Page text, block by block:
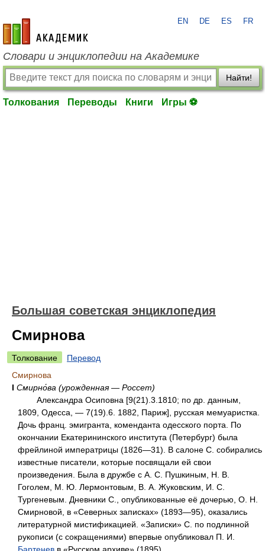
academic.ru
EN DE ES FR
Словари и энциклопедии на Академике
Найти!
Толкования Переводы Книги Игры ⚽
Большая советская энциклопедия
Смирнова
Толкование
Перевод
Смирнова
I Смирно́ва (урожденная — Россет)
Александра Осиповна [9(21).3.1810; по др. данным,
1809, Одесса, — 7(19).6. 1882, Париж], русская мемуаристка.
Дочь франц. эмигранта, коменданта одесского порта. По
окончании Екатерининского института (Петербург) была
фрейлиной императрицы (1826—31). В салоне С. собирались
известные писатели, которые посвящали ей свои
произведения. Была в дружбе с А. С. Пушкиным, Н. В.
Гоголем, М. Ю. Лермонтовым, В. А. Жуковским, И. С.
Тургеневым. Дневники С., опубликованные её дочерью, О. Н.
Смирновой, в «Северных записках» (1893—95), оказались
литературной мистификацией. «Записки» С. по подлинной
рукописи (с сокращениями) впервые опубликовал П. И.